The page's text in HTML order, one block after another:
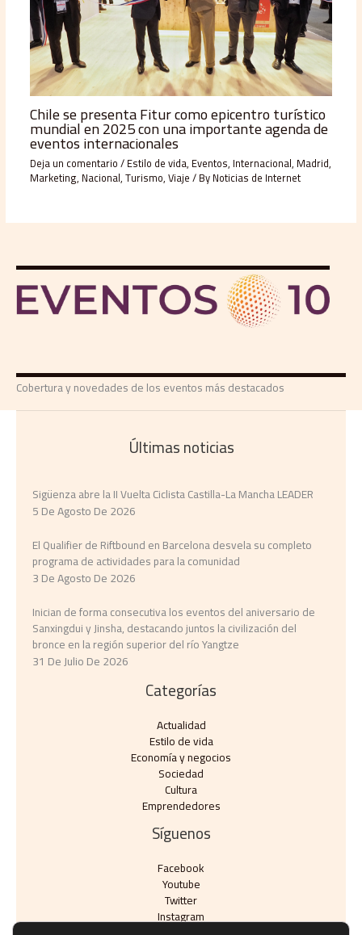
Chile se presenta Fitur como epicentro turístico
mundial en 2025 con una importante agenda de
eventos internacionales
Deja un comentario/Estilo de vida, Eventos, Internacional, Madrid,
Marketing, Nacional,Turismo,Viaje/ ByNoticias de Internet
Cobertura y novedades de los eventos más destacados
Últimas noticias
Sigüenza abre la II Vuelta Ciclista Castilla-La Mancha LEADER
5 De Agosto De 2026
El Qualifier de Riftbound en Barcelona desvela su completo
programa de actividades para la comunidad
3 De Agosto De 2026
Inician de forma consecutiva los eventos del aniversario de
Sanxingdui y Jinsha, destacando juntos la civilización del
bronce en la región superior del río Yangtze
31 De Julio De 2026
Categorías
Actualidad
Estilo de vida
Economía y negocios​
Sociedad
Cultura
Emprendedores
Síguenos
Facebook
Youtube
Twitter
Instagram